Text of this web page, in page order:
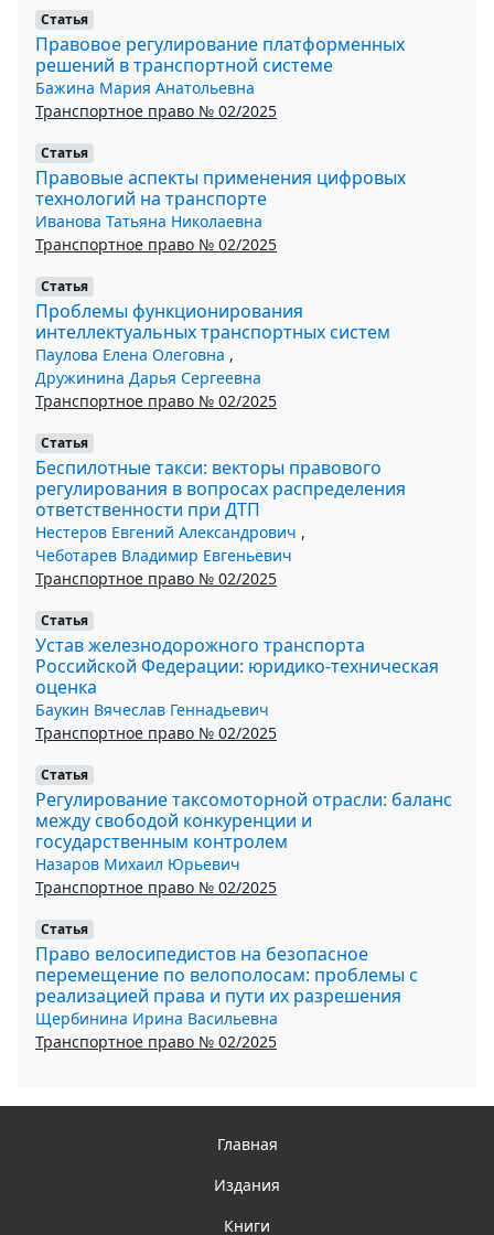
Статья
Правовое регулирование платформенных
решений в транспортной системе
Бажина Мария Анатольевна
Транспортное право № 02/2025
Статья
Правовые аспекты применения цифровых
технологий на транспорте
Иванова Татьяна Николаевна
Транспортное право № 02/2025
Статья
Проблемы функционирования
интеллектуальных транспортных систем
Паулова Елена Олеговна ,
Дружинина Дарья Сергеевна
Транспортное право № 02/2025
Статья
Беспилотные такси: векторы правового
регулирования в вопросах распределения
ответственности при ДТП
Нестеров Евгений Александрович ,
Чеботарев Владимир Евгеньевич
Транспортное право № 02/2025
Статья
Устав железнодорожного транспорта
Российской Федерации: юридико-техническая
оценка
Баукин Вячеслав Геннадьевич
Транспортное право № 02/2025
Статья
Регулирование таксомоторной отрасли: баланс
между свободой конкуренции и
государственным контролем
Назаров Михаил Юрьевич
Транспортное право № 02/2025
Статья
Право велосипедистов на безопасное
перемещение по велополосам: проблемы с
реализацией права и пути их разрешения
Щербинина Ирина Васильевна
Транспортное право № 02/2025
Главная
Издания
Книги